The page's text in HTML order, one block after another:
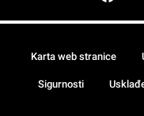
Karta web stranice
Sigurnosti